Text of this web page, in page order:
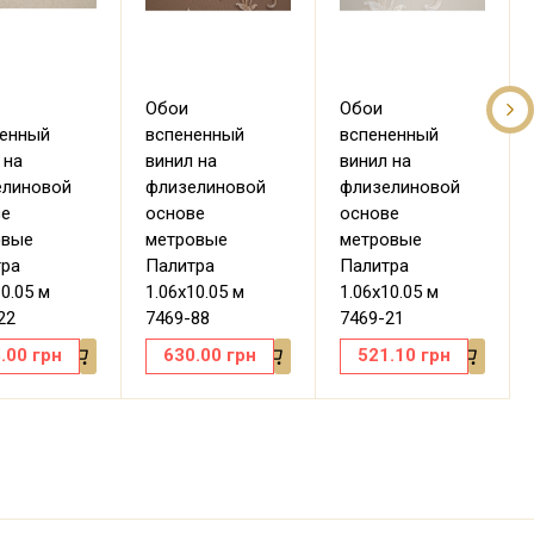
на
м
грн
Обои
вспененный
винил на
флизелиновой
основе
метровые
Палитра
1.06х10.05 м
7469-88
630.00 грн
Обои
вспененный
винил на
флизелиновой
основе
метровые
Палитра
1.06х10.05 м
7469-21
521.10 грн